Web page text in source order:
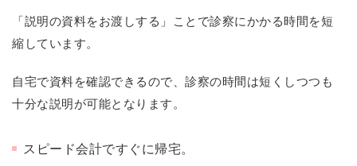
「説明の資料をお渡しする」ことで診察にかかる時間を短
縮しています。
自宅で資料を確認できるので、診察の時間は短くしつつも
十分な説明が可能となります。
スピード会計ですぐに帰宅。